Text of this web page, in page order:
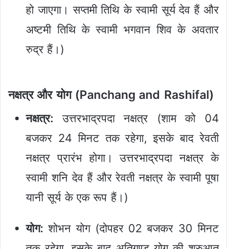
हो जाएगा। सप्तमी तिथि के स्वामी सूर्य देव हैं और
अष्टमी तिथि के स्वामी भगवान शिव के अवतार
रुद्र हैं।)
नक्षत्र और योग (Panchang and Rashifal)
नक्षत्र: उत्तरभाद्रपदा नक्षत्र (शाम को 04
बजकर 24 मिनट तक रहेगा, इसके बाद रेवती
नक्षत्र प्रारंभ होगा। उत्तरभाद्रपदा नक्षत्र के
स्वामी शनि देव हैं और रेवती नक्षत्र के स्वामी पूषा
यानी सूर्य के एक रूप हैं।)
योग: शोभन योग (दोपहर 02 बजकर 30 मिनट